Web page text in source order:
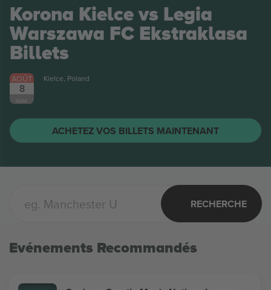
Korona Kielce vs Legia
Warszawa FC Ekstraklasa
Billets
AOÛT
8
SAM.
Kielce, Poland
ACHETEZ VOS BILLETS MAINTENANT
RECHERCHE
Evénements Recommandés